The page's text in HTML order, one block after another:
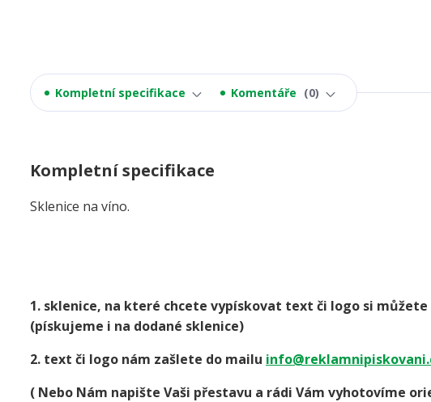
Kompletní specifikace Komentáře 0
Kompletní specifikace
Sklenice na víno.
1. sklenice, na které chcete vypískovat text či logo si můžete
(pískujeme i na dodané sklenice)
2. text či logo nám zašlete do mailu
( Nebo Nám napište Vaši přestavu a rádi Vám vyhotovíme